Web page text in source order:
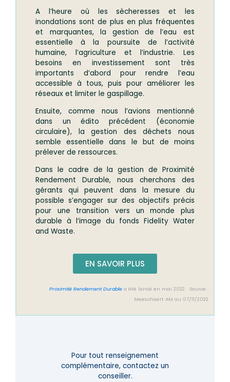
A l’heure où les sècheresses et les
inondations sont de plus en plus fréquentes
et marquantes, la gestion de l’eau est
essentielle à la poursuite de l’activité
humaine, l’agriculture et l’industrie. Les
besoins en investissement sont très
importants d’abord pour rendre l’eau
accessible à tous, puis pour améliorer les
réseaux et limiter le gaspillage.
Ensuite, comme nous l’avions mentionné
dans un édito précédent (économie
circulaire), la gestion des déchets nous
semble essentielle dans le but de moins
prélever de ressources.
Dans le cadre de la gestion de Proximité
Rendement Durable, nous cherchons des
gérants qui peuvent dans la mesure du
possible s’engager sur des objectifs précis
pour une transition vers un monde plus
durable à l’image du fonds Fidelity Water
and Waste.
EN SAVOIR PLUS
Proximité Rendement Durable a été lancé en mai 2022. Source :
Meeschaert AM au 07/11/2022
Pour tout renseignement
complémentaire, contactez un
conseiller.